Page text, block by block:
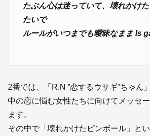
たぶん心は迷っていて、壊れかけ
たいで
ルールがいつまでも曖昧なまま Is
2番では、「R.N ”恋するウサギ”ちゃん
中の恋に悩む女性たちに向けてメッセ
ます。
その中で「壊れかけたピンボール」と